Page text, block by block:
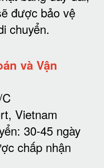
được bảo vệ
chuyển.
và Vận
Vietnam
30-45 ngày
chấp nhận